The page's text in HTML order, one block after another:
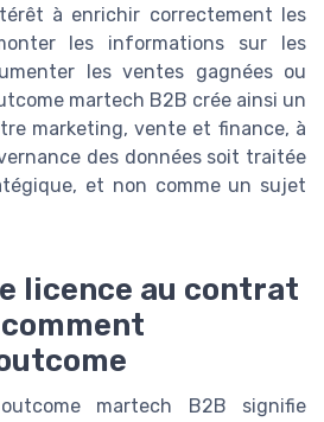
à enrichir correctement les
les informations sur les
les ventes gagnées ou
martech B2B crée ainsi un
marketing, vente et finance, à
des données soit traitée
et non comme un sujet
licence au contrat
martech B2B signifie